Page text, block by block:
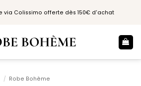
via Colissimo offerte dès 150€ d'achat
/ Robe Bohème